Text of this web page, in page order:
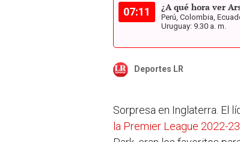
07:11 ¿A qué hora ver
Perú, Colombia,
Uruguay: 9.30 a. m.
Deportes LR
Sorpresa en Inglaterra. El
la Premier League 2022-23